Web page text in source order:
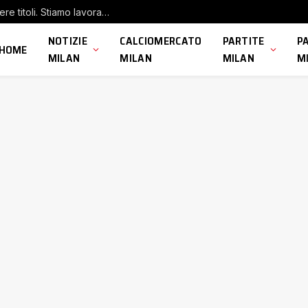
De Winter: “Il Milan ha la pressione di vincere titoli. Stiamo lavorando per questo”
NOTIZIE
MILAN
CALCIOMERCATO
MILAN
PARTITE
MILAN